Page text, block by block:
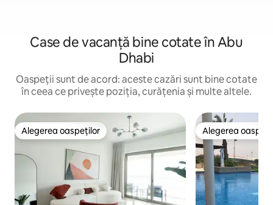
Case de vacanță bine cotate în Abu
Dhabi
Oaspeții sunt de acord: aceste cazări sunt bine cotate
în ceea ce privește poziția, curățenia și multe altele.
Alegerea oaspeților
Alegerea oaspeților Alegerea
Alegerea